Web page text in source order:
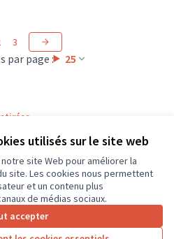
utilisés sur le site web
site Web pour améliorer la
site. Les cookies nous permettent
et un contenu plus
de médias sociaux.
accepter
par page : 25
3